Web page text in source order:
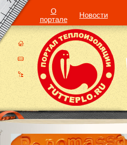
О
портале
Новости